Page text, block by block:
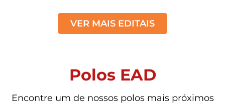
VER MAIS EDITAIS
Polos EAD
Encontre um de nossos polos mais próximos